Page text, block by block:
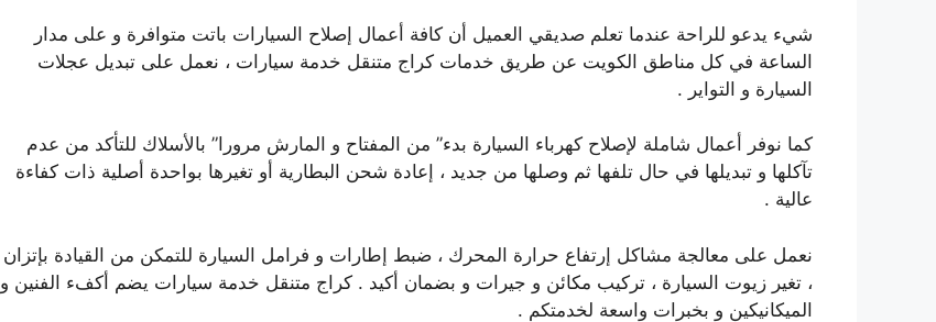
شيء يدعو للراحة عندما تعلم صديقي العميل أن كافة أعمال إصلاح السيارات باتت متوافرة و على مدار
الساعة في كل مناطق الكويت عن طريق خدمات كراج متنقل خدمة سيارات ، نعمل على تبديل عجلات
السيارة و التواير .
كما نوفر أعمال شاملة لإصلاح كهرباء السيارة بدء” من المفتاح و المارش مرورا” بالأسلاك للتأكد من عدم
تآكلها و تبديلها في حال تلفها ثم وصلها من جديد ، إعادة شحن البطارية أو تغيرها بواحدة أصلية ذات كفاءة
عالية .
نعمل على معالجة مشاكل إرتفاع حرارة المحرك ، ضبط إطارات و فرامل السيارة للتمكن من القيادة بإتزان
، تغير زيوت السيارة ، تركيب مكائن و جيرات و بضمان أكيد . كراج متنقل خدمة سيارات يضم أكفء الفنين و
الميكانيكين و بخبرات واسعة لخدمتكم .